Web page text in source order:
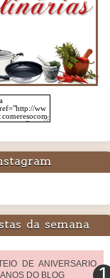
da semana
DE ANIVERSARIO
DO BLOG